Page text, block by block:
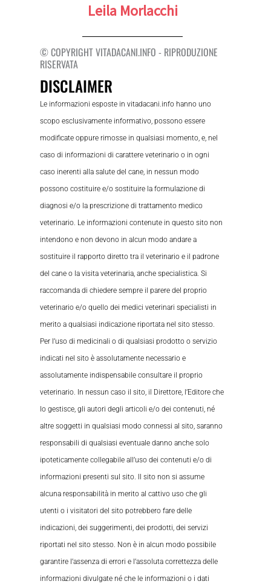
Leila Morlacchi
© COPYRIGHT VITADACANI.INFO - RIPRODUZIONE
RISERVATA
DISCLAIMER
Le informazioni esposte in vitadacani.info hanno uno
scopo esclusivamente informativo, possono essere
modificate oppure rimosse in qualsiasi momento, e, nel
caso di informazioni di carattere veterinario o in ogni
caso inerenti alla salute del cane, in nessun modo
possono costituire e/o sostituire la formulazione di
diagnosi e/o la prescrizione di trattamento medico
veterinario. Le informazioni contenute in questo sito non
intendono e non devono in alcun modo andare a
sostituire il rapporto diretto tra il veterinario e il padrone
del cane o la visita veterinaria, anche specialistica. Si
raccomanda di chiedere sempre il parere del proprio
veterinario e/o quello dei medici veterinari specialisti in
merito a qualsiasi indicazione riportata nel sito stesso.
Per l’uso di medicinali o di qualsiasi prodotto o servizio
indicati nel sito è assolutamente necessario e
assolutamente indispensabile consultare il proprio
veterinario. In nessun caso il sito, il Direttore, l’Editore che
lo gestisce, gli autori degli articoli e/o dei contenuti, né
altre soggetti in qualsiasi modo connessi al sito, saranno
responsabili di qualsiasi eventuale danno anche solo
ipoteticamente collegabile all’uso dei contenuti e/o di
informazioni presenti sul sito. Il sito non si assume
alcuna responsabilità in merito al cattivo uso che gli
utenti o i visitatori del sito potrebbero fare delle
indicazioni, dei suggerimenti, dei prodotti, dei servizi
riportati nel sito stesso. Non è in alcun modo possibile
garantire l’assenza di errori e l’assoluta correttezza delle
informazioni divulgate né che le informazioni o i dati